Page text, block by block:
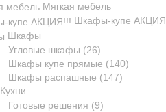
Мягкая мебель
Шкафы-купе
Шкафы
Угловые шкафы (26)
Шкафы купе прямые (140)
Шкафы распашные (147)
Кухни
Готовые решения (9)